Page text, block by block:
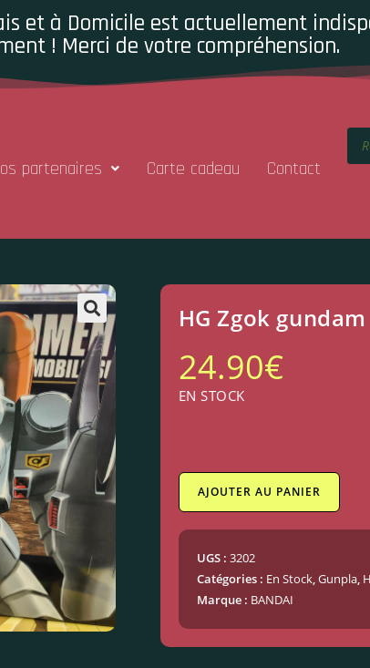
et à Domicile est actuellement
! Merci de votre compréhension.
partenaires Carte cadeau Contact
HG Zgok gundam
24.90€
EN STOCK
AJOUTER AU PANIER
UGS : 3202
Catégories : En Stock, Gunpla,
Marque : BANDAI